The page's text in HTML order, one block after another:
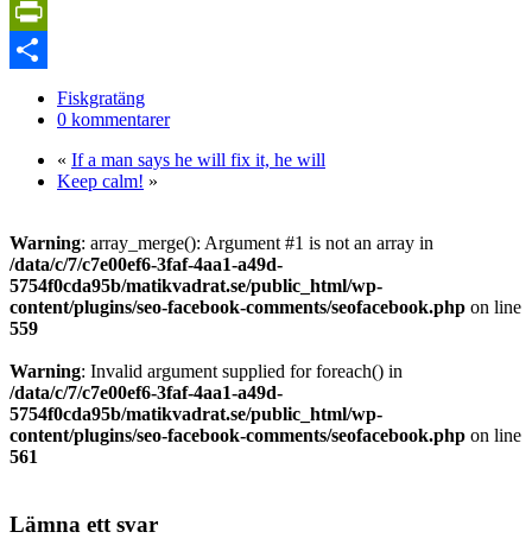
Copy
Link
PrintFriendly
Fiskgratäng
0 kommentarer
« If a man says he will fix it, he will
Keep calm! »
Warning: array_merge(): Argument #1 is not an array in
/data/c/7/c7e00ef6-3faf-4aa1-a49d-
5754f0cda95b/matikvadrat.se/public_html/wp-
content/plugins/seo-facebook-comments/seofacebook.php on line
559
Warning: Invalid argument supplied for foreach() in
/data/c/7/c7e00ef6-3faf-4aa1-a49d-
5754f0cda95b/matikvadrat.se/public_html/wp-
content/plugins/seo-facebook-comments/seofacebook.php on line
561
Lämna ett svar